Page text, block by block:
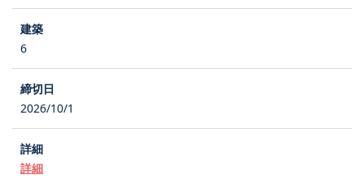
6
2026/10/1
詳細